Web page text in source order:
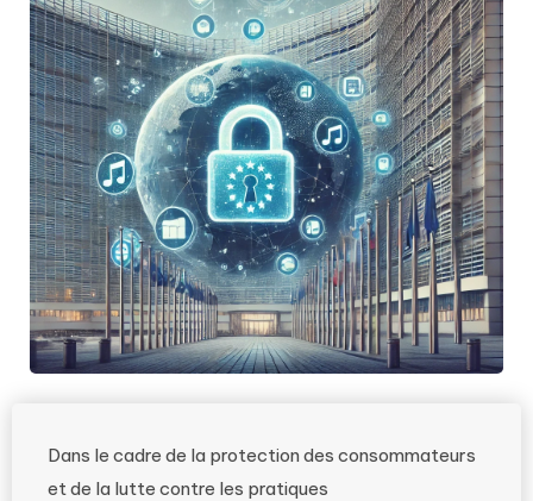
Dans le cadre de la protection des consommateurs
et de la lutte contre les pratiques